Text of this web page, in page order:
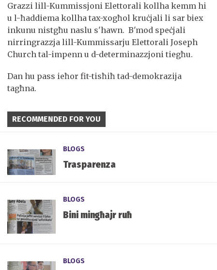
Grazzi lill-Kummissjoni Elettorali kollha kemm hi
u l-ħaddiema kollha tax-xogħol kruċjali li sar biex
inkunu nistgħu naslu s'hawn. B'mod speċjali
nirringrazzja lill-Kummissarju Elettorali Joseph
Church tal-impenn u d-determinazzjoni tiegħu.
Dan hu pass ieħor fit-tisħiħ tad-demokrazija
tagħna.
RECOMMENDED FOR YOU
BLOGS
Trasparenza
BLOGS
Bini mingħajr ruħ
BLOGS